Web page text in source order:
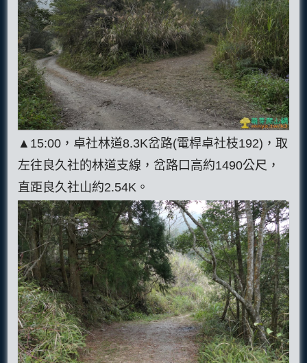
▲15:00，卓社林道8.3K岔路(電桿卓社枝192)，取
左往良久社的林道支線，岔路口高約1490公尺，
直距良久社山約2.54K。